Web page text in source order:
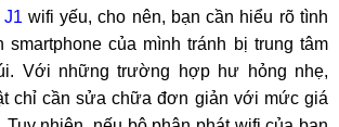
J1 wifi yếu, cho nên, bạn cần hiểu rõ tình
smartphone của mình tránh bị trung tâm
Với những trường hợp hư hỏng nhẹ,
chỉ cần sửa chữa đơn giản với mức giá